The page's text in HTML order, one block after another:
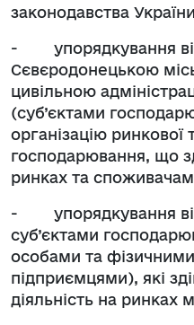
законодавства
- упорядкування
Сєвєродонецькою
цивільною
(суб’єктами
організацію ринкової
господарювання, що
ринках та
- упорядкування
суб’єктами
особами та
підприємцями), які
діяльність на ринках